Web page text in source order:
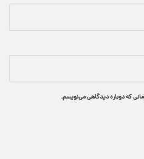
که دوباره دیدگاهی می‌نویسم.